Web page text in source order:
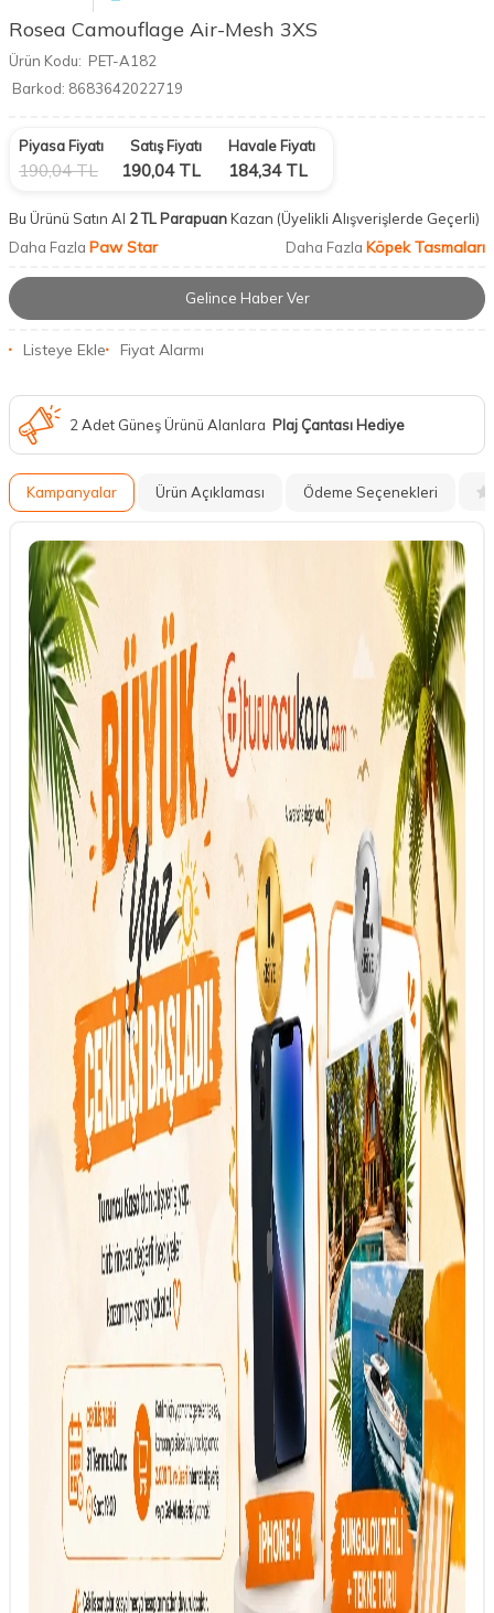
Rosea Camouflage Air-Mesh 3XS
Ürün Kodu: PET-A182
Barkod: 8683642022719
Piyasa Fiyatı
190,04TL
Satış Fiyatı
190,04TL
Havale Fiyatı
184,34TL
Bu Ürünü Satın Al 2 TL ParapuanKazan (Üyelikli Alışverişlerde Geçerli)
Daha Fazla Paw Star Daha Fazla Köpek Tasmaları
Gelince Haber Ver
Listeye Ekle Fiyat Alarmı
2 Adet Güneş Ürünü Alanlara Plaj Çantası Hediye
Kampanyalar Ürün Açıklaması Ödeme Seçenekleri